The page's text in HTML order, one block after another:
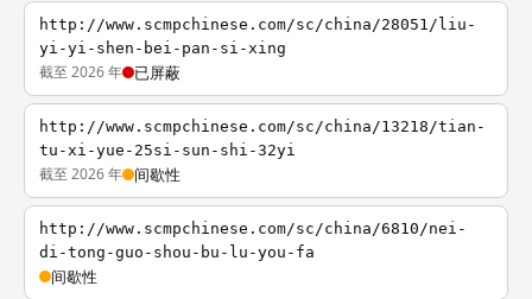
http://www.scmpchinese.com/sc/china/28051/liu-
yi-yi-shen-bei-pan-si-xing
截至 2026 年 已屏蔽
http://www.scmpchinese.com/sc/china/13218/tian-
tu-xi-yue-25si-sun-shi-32yi
截至 2026 年 间歇性
http://www.scmpchinese.com/sc/china/6810/nei-
di-tong-guo-shou-bu-lu-you-fa
间歇性